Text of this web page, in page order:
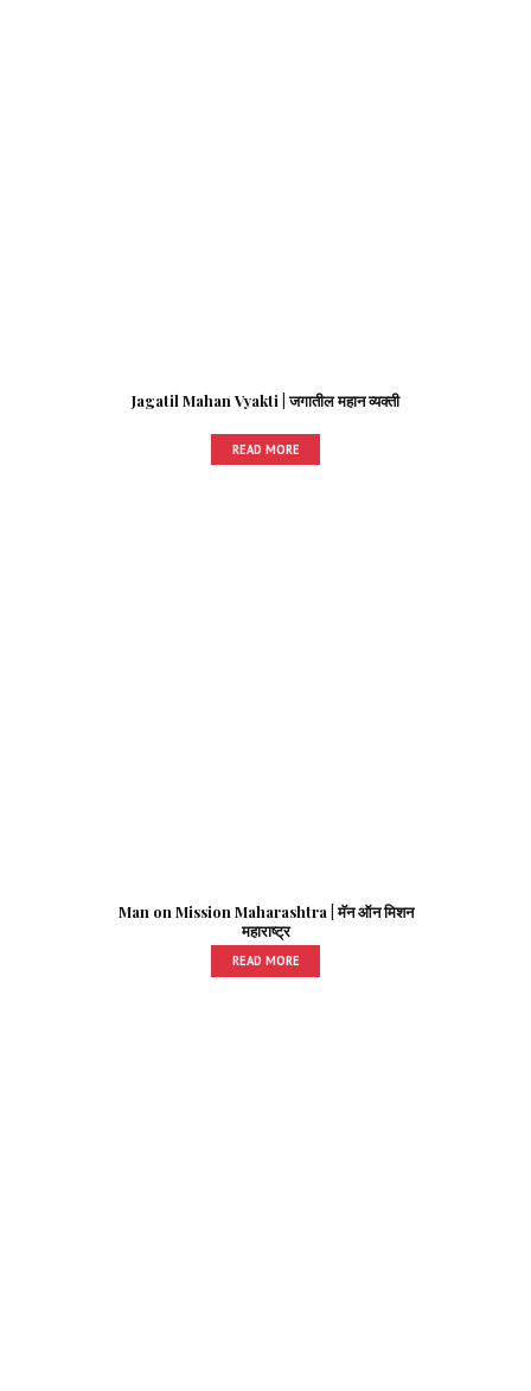
Jagatil Mahan Vyakti | जगातील महान व्यक्ती
READ MORE
Man on Mission Maharashtra | मॅन ऑन मिशन
महाराष्ट्र
READ MORE